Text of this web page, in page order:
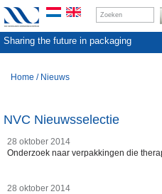
Sharing the future in packaging
Home / Nieuws
NVC Nieuwsselectie
28 oktober 2014
Onderzoek naar verpakkingen die
28 oktober 2014